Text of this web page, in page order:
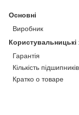
Основні
Виробник
Користувальницькі
Гарантія
Кількість підшипників
Кратко о товаре